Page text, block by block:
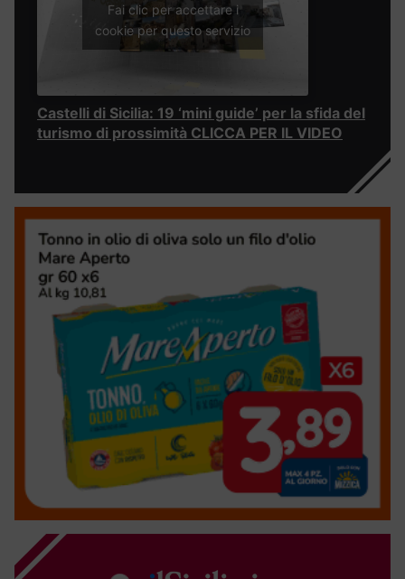
Fai clic per accettare i
cookie per questo servizio
Castelli di Sicilia: 19 ‘mini guide’ per la sfida del
turismo di prossimità CLICCA PER IL VIDEO